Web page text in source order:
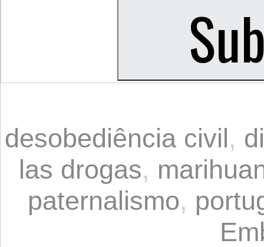
desobediência civil,
las drogas,
paternalismo,